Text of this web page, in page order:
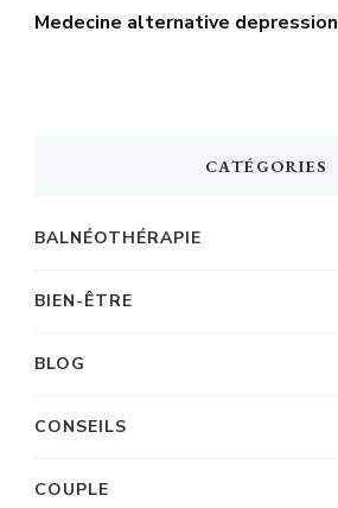
Medecine alternative depression
CATÉGORIES
BALNÉOTHÉRAPIE
BIEN-ÊTRE
BLOG
CONSEILS
COUPLE